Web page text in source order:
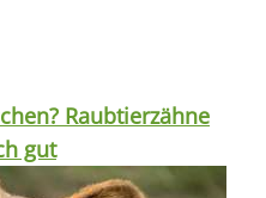
Raubtierzähne
gut